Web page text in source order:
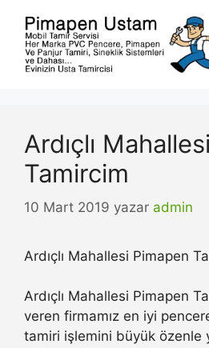
Ardıçlı
Tamircim
10 Mart 2019 yazar admin
Ardıçlı Mahallesi Pimapen
Ardıçlı Mahallesi Pimapen
veren firmamız en iyi
tamiri işlemini büyük özenle